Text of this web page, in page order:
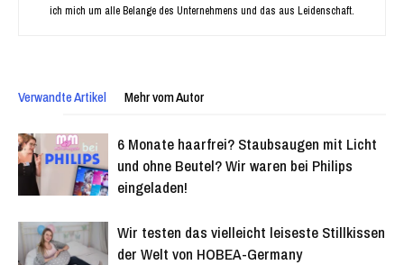
ich mich um alle Belange des Unternehmens und das aus Leidenschaft.
Verwandte Artikel Mehr vom Autor
6 Monate haarfrei? Staubsaugen mit Licht
und ohne Beutel? Wir waren bei Philips
eingeladen!
Wir testen das vielleicht leiseste Stillkissen
der Welt von HOBEA-Germany